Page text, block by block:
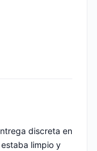
discreta en
limpio y